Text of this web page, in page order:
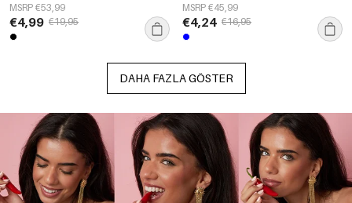
MSRP €53,99
€4,99 €19,95
MSRP €45,99
€4,24 €16,95
DAHA FAZLA GÖSTER